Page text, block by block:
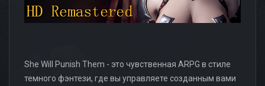
She Will Punish Them - это чувственная ARPG в стиле
темного фэнтези, где вы управляете созданным вами